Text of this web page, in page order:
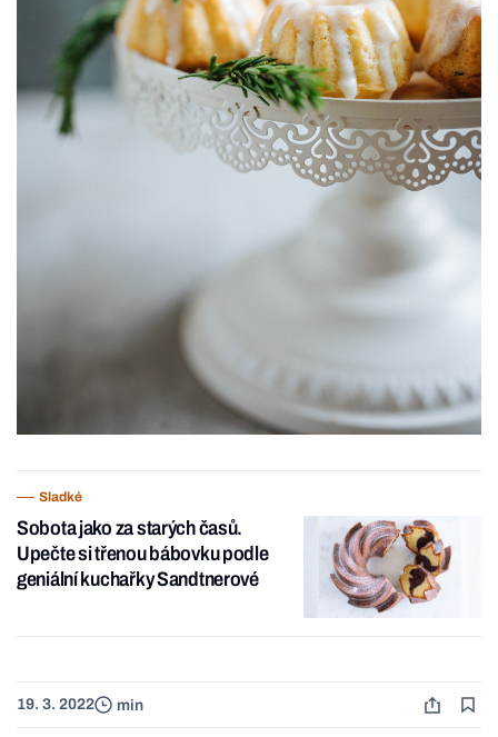
Sladké
Sobota jako za starých časů.
Upečte si třenou bábovku podle
geniální kuchařky Sandtnerové
19. 3. 2022 min